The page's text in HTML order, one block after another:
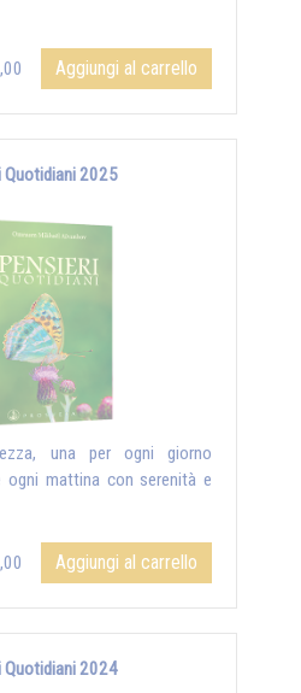
Aggiungi al carrello
Quotidiani 2025
una per ogni giorno
ogni mattina con serenità e
Aggiungi al carrello
Quotidiani 2024